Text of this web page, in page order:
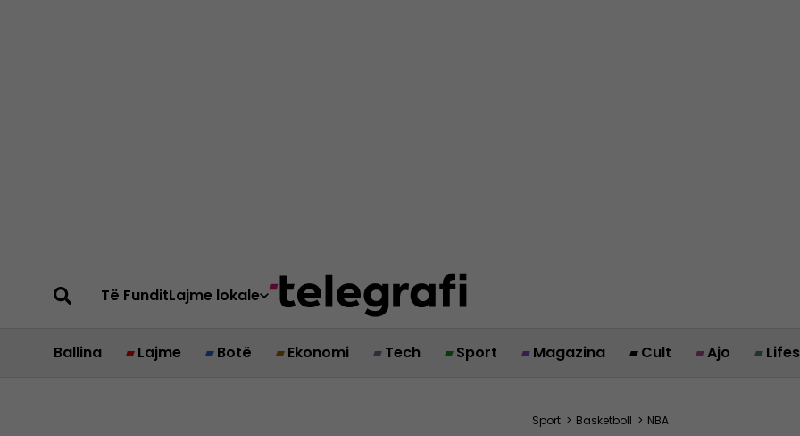
Të FunditLajme lokale
Ballina Lajme Botë Ekonomi Tech Sport Magazina Cult Ajo
Sport > Basketboll > NBA